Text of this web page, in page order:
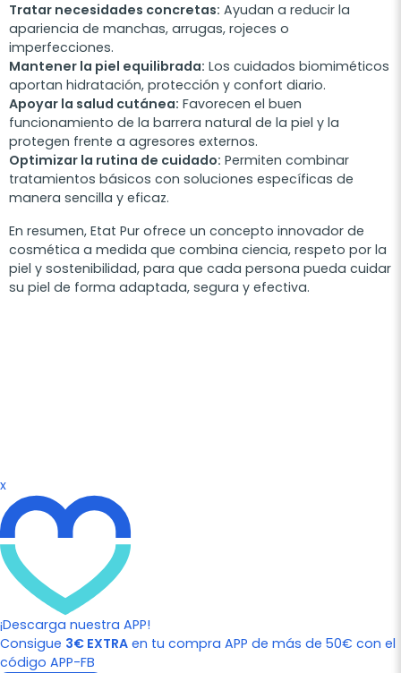
Tratar necesidades concretas: Ayudan a reducir la
apariencia de manchas, arrugas, rojeces o
imperfecciones.
Mantener la piel equilibrada: Los cuidados biomiméticos
aportan hidratación, protección y confort diario.
Apoyar la salud cutánea: Favorecen el buen
funcionamiento de la barrera natural de la piel y la
protegen frente a agresores externos.
Optimizar la rutina de cuidado: Permiten combinar
tratamientos básicos con soluciones específicas de
manera sencilla y eficaz.
En resumen, Etat Pur ofrece un concepto innovador de
cosmética a medida que combina ciencia, respeto por la
piel y sostenibilidad, para que cada persona pueda cuidar
su piel de forma adaptada, segura y efectiva.
x
¡Descarga nuestra APP!
Consigue 3€ EXTRA en tu compra APP de más de 50€ con el
código APP-FB